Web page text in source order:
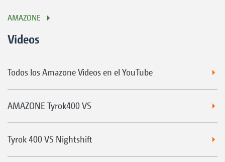
AMAZONE
Videos
Todos los Amazone Videos en el YouTube
AMAZONE Tyrok400 VS
Tyrok 400 VS Nightshift